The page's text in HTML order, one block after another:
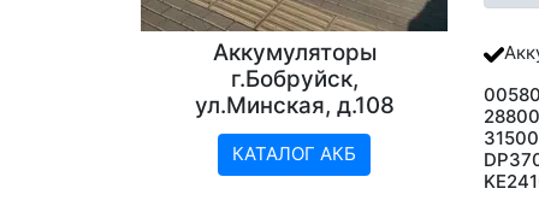
Аккумуляторы
г.Бобруйск,
ул.Минская, д.108
КАТАЛОГ АКБ